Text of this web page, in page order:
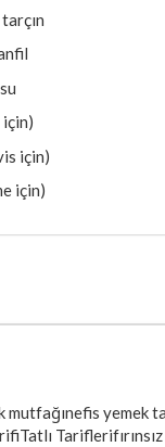
için)
için)
için)
mutfağınefis yemek
Tatlı Tarifleri